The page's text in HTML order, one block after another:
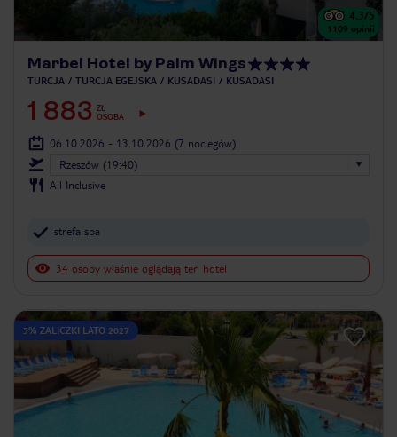
4.3/5
1109 opinii
Marbel Hotel by Palm Wings
TURCJA TURCJA EGEJSKA KUSADASI KUSADASI
1 883 ZŁ
OSOBA
06.10.2026 - 13.10.2026 (7 noclegów)
Rzeszów (19:40)
All Inclusive
strefa spa
34 osoby właśnie oglądają ten hotel
5% ZALICZKI LATO 2027